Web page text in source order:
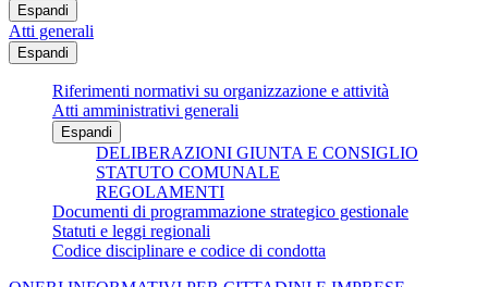
Espandi
Atti generali
Espandi
Riferimenti normativi su organizzazione e attività
Atti amministrativi generali
Espandi
DELIBERAZIONI GIUNTA E CONSIGLIO
STATUTO COMUNALE
REGOLAMENTI
Documenti di programmazione strategico gestionale
Statuti e leggi regionali
Codice disciplinare e codice di condotta